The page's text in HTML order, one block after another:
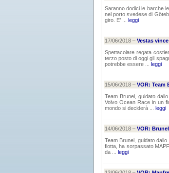
Saranno dodici le barche
nel porto svedese di
giro. E’ ... leggi
17/06/2018 – Vestas
Spettacolare regata
terzo posto di oggi gli
potrebbe essere ... leggi
15/06/2018 – VOR: Team
Team Brunel, guidato
Volvo Ocean Race in un
mondo si deciderà ... leggi
14/06/2018 – VOR:
Team Brunel, guidato
flotta, ha sorpassato
da ... leggi